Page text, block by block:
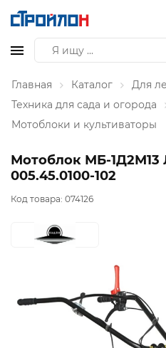
Главная Каталог
Для
Техника для сада и огорода
Мотоблоки и культиваторы
Мотоблок МБ-1Д2М13
005.45.0100-102
Код товара: 074126